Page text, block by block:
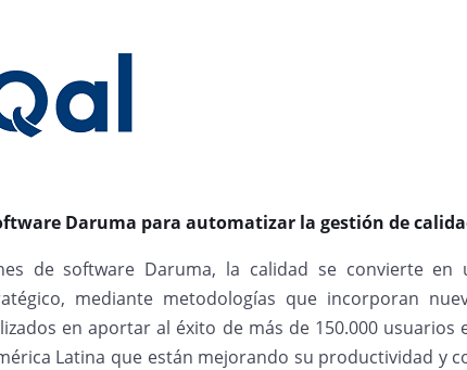
Daruma para automatizar la gestión de
de software Daruma, la calidad se convierte en
mediante metodologías que incorporan
en aportar al éxito de más de 150.000 usuarios
Latina que están mejorando su productividad y